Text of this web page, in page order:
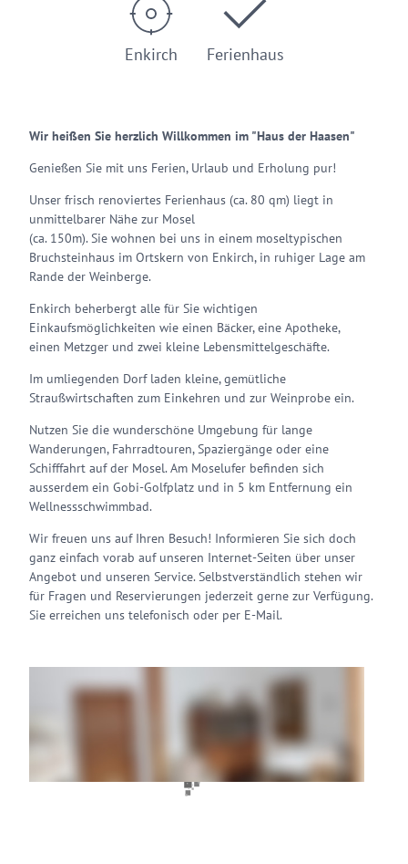
Enkirch Ferienhaus
Wir heißen Sie herzlich Willkommen im "Haus der Haasen"
Genießen Sie mit uns Ferien, Urlaub und Erholung pur!
Unser frisch renoviertes Ferienhaus (ca. 80 qm) liegt in
unmittelbarer Nähe zur Mosel
(ca. 150m). Sie wohnen bei uns in einem moseltypischen
Bruchsteinhaus im Ortskern von Enkirch, in ruhiger Lage am
Rande der Weinberge.
Enkirch beherbergt alle für Sie wichtigen
Einkaufsmöglichkeiten wie einen Bäcker, eine Apotheke,
einen Metzger und zwei kleine Lebensmittelgeschäfte.
Im umliegenden Dorf laden kleine, gemütliche
Straußwirtschaften zum Einkehren und zur Weinprobe ein.
Nutzen Sie die wunderschöne Umgebung für lange
Wanderungen, Fahrradtouren, Spaziergänge oder eine
Schifffahrt auf der Mosel. Am Moselufer befinden sich
ausserdem ein Gobi-Golfplatz und in 5 km Entfernung ein
Wellnessschwimmbad.
Wir freuen uns auf Ihren Besuch! Informieren Sie sich doch
ganz einfach vorab auf unseren Internet-Seiten über unser
Angebot und unseren Service. Selbstverständlich stehen wir
für Fragen und Reservierungen jederzeit gerne zur Verfügung.
Sie erreichen uns telefonisch oder per E-Mail.